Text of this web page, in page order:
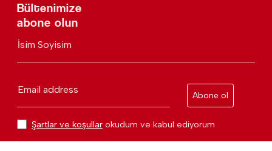
Bültenimize
abone olun
İsim Soyisim
Email address
Abone ol
Şartlar ve koşullar okudum ve kabul ediyorum